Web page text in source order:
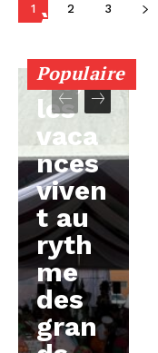
1 2 3
Populaire
À
Mayo
tte,
les
vaca
nces
viven
t au
ryth
me
des
gran